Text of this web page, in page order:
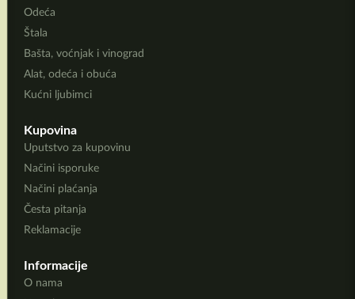
Odeća
Štala
Bašta, voćnjak i vinograd
Alat, odeća i obuća
Kućni ljubimci
Kupovina
Uputstvo za kupovinu
Načini isporuke
Načini plaćanja
Česta pitanja
Reklamacije
Informacije
O nama